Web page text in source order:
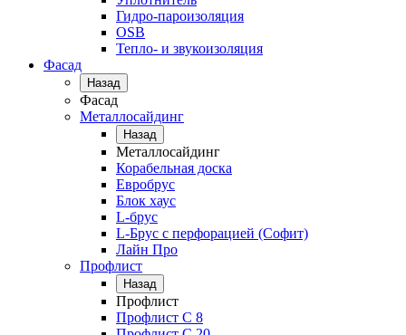
Гидро-пароизоляция
OSB
Тепло- и звукоизоляция
Фасад
Назад
Фасад
Металлосайдинг
Назад
Металлосайдинг
Корабельная доска
Евробрус
Блок хаус
L-брус
L-Брус с перфорацией (Софит)
Лайн Про
Профлист
Назад
Профлист
Профлист С 8